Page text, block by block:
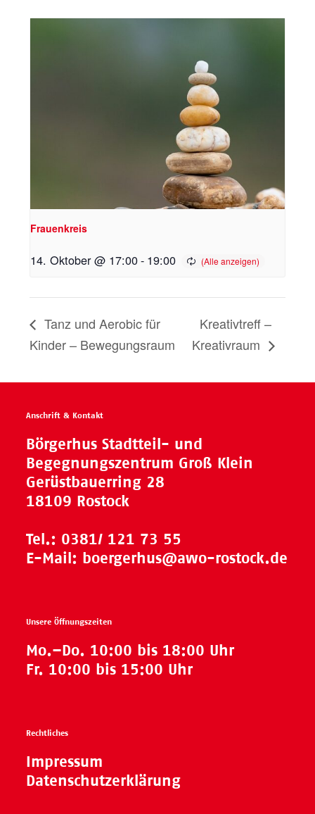
Frauenkreis
14. Oktober @ 17:00- 19:00
Tanz und Aerobic für
Kinder – Bewegungsraum
Kreativtreff –
Kreativraum
Anschrift & Kontakt
Börgerhus Stadtteil- und
Begegnungszentrum Groß Klein
Gerüstbauerring 28
18109 Rostock
Tel.: 0381/ 121 73 55
E-Mail: boergerhus@awo-rostock.de
Unsere Öffnungszeiten
Mo.–Do. 10:00 bis 18:00 Uhr
Fr. 10:00 bis 15:00 Uhr
Rechtliches
Impressum
Datenschutzerklärung